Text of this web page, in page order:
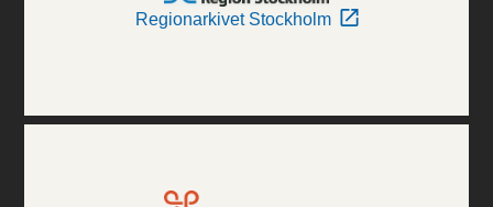
Regionarkivet Stockholm